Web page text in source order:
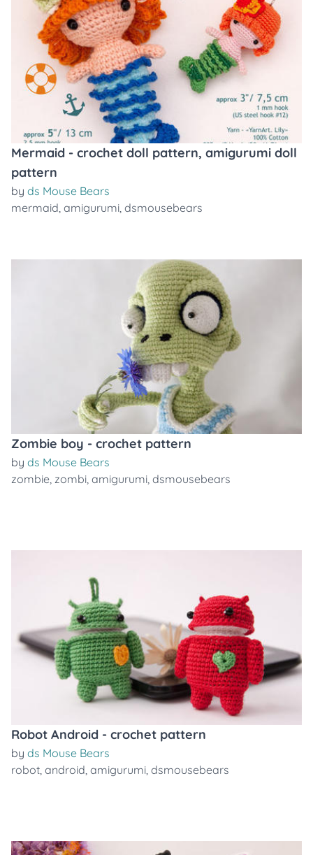
Mermaid - crochet doll pattern, amigurumi doll
pattern
by ds Mouse Bears
mermaid, amigurumi, dsmousebears
Zombie boy - crochet pattern
by ds Mouse Bears
zombie, zombi, amigurumi, dsmousebears
Robot Android - crochet pattern
by ds Mouse Bears
robot, android, amigurumi, dsmousebears